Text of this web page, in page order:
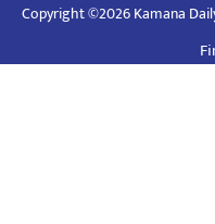
Copyright ©2026 Kamana